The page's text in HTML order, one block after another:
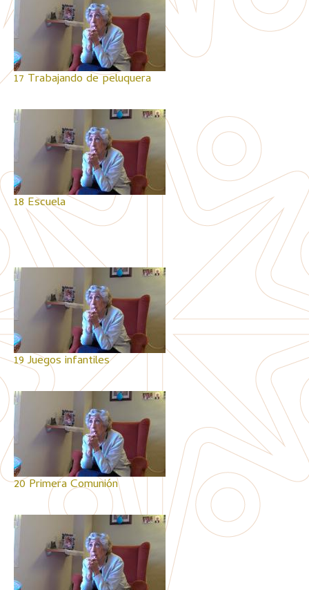
17 Trabajando de peluquera
18 Escuela
19 Juegos infantiles
20 Primera Comunión